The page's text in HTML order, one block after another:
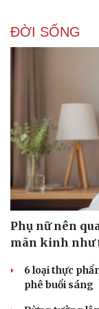
ĐỜI SỐNG
Phụ nữ nên
mãn kinh như
6 loại thực
phê buổi sáng